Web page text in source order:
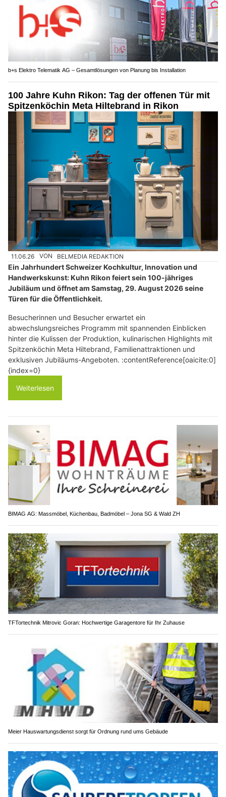
b+s Elektro Telematik AG – Gesamtlösungen von Planung bis Installation
100 Jahre Kuhn Rikon: Tag der offenen Tür mit
Spitzenköchin Meta Hiltebrand in Rikon
11.06.26 VON BELMEDIA REDAKTION
Ein Jahrhundert Schweizer Kochkultur, Innovation und
Handwerkskunst: Kuhn Rikon feiert sein 100-jähriges
Jubiläum und öffnet am Samstag, 29. August 2026 seine
Türen für die Öffentlichkeit.
Besucherinnen und Besucher erwartet ein
abwechslungsreiches Programm mit spannenden Einblicken
hinter die Kulissen der Produktion, kulinarischen Highlights mit
Spitzenköchin Meta Hiltebrand, Familienattraktionen und
exklusiven Jubiläums-Angeboten. :contentReference[oaicite:0]
{index=0}
Weiterlesen
BIMAG AG: Massmöbel, Küchenbau, Badmöbel – Jona SG & Wald ZH
TFTortechnik Mitrovic Goran: Hochwertige Garagentore für Ihr Zuhause
Meier Hauswartungsdienst sorgt für Ordnung rund ums Gebäude